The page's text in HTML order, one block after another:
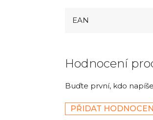
EAN
Hodnocení
Buďte první, kdo
PŘIDAT